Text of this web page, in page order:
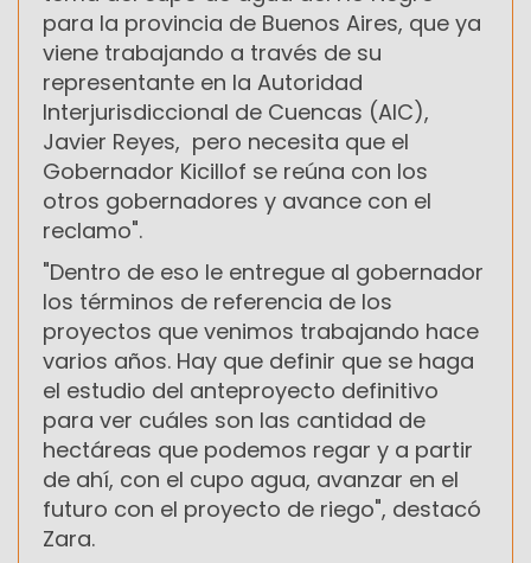
para la provincia de Buenos Aires, que ya
viene trabajando a través de su
representante en la Autoridad
Interjurisdiccional de Cuencas (AIC),
Javier Reyes, pero necesita que el
Gobernador Kicillof se reúna con los
otros gobernadores y avance con el
reclamo".
"Dentro de eso le entregue al gobernador
los términos de referencia de los
proyectos que venimos trabajando hace
varios años. Hay que definir que se haga
el estudio del anteproyecto definitivo
para ver cuáles son las cantidad de
hectáreas que podemos regar y a partir
de ahí, con el cupo agua, avanzar en el
futuro con el proyecto de riego", destacó
Zara.